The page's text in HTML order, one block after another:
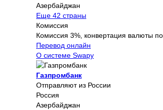
Азербайджан
Еще 42 страны
Комиссия
Комиссия 3%, конвертация валюты
Перевод онлайн
О системе Swapy
Газпромбанк
Отправляют из России
Россия
Азербайджан